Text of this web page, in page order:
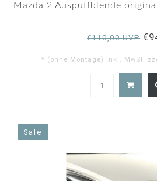
Mazda 2 Auspuffblende
€110,00 UVP
* (ohne Montage) Inkl. MwSt.
Sale